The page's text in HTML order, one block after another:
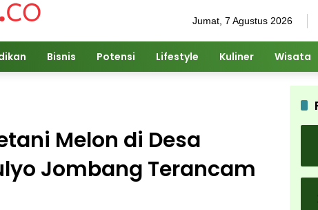
Jumat, 7 Agustus 2026
Bisnis Potensi Lifestyle Kuliner Wisata
Melon di Desa
Jombang Terancam